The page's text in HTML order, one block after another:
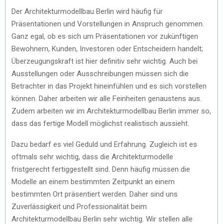
Der Architekturmodellbau Berlin wird häufig für
Präsentationen und Vorstellungen in Anspruch genommen.
Ganz egal, ob es sich um Präsentationen vor zukünftigen
Bewohnern, Kunden, Investoren oder Entscheidern handelt;
Überzeugungskraft ist hier definitiv sehr wichtig. Auch bei
Ausstellungen oder Ausschreibungen müssen sich die
Betrachter in das Projekt hineinfühlen und es sich vorstellen
können. Daher arbeiten wir alle Feinheiten genaustens aus.
Zudem arbeiten wir im Architekturmodellbau Berlin immer so,
dass das fertige Modell möglichst realistisch aussieht.
Dazu bedarf es viel Geduld und Erfahrung. Zugleich ist es
oftmals sehr wichtig, dass die Architekturmodelle
fristgerecht fertiggestellt sind. Denn häufig müssen die
Modelle an einem bestimmten Zeitpunkt an einem
bestimmten Ort präsentiert werden. Daher sind uns
Zuverlässigkeit und Professionalität beim
Architekturmodellbau Berlin sehr wichtig. Wir stellen alle